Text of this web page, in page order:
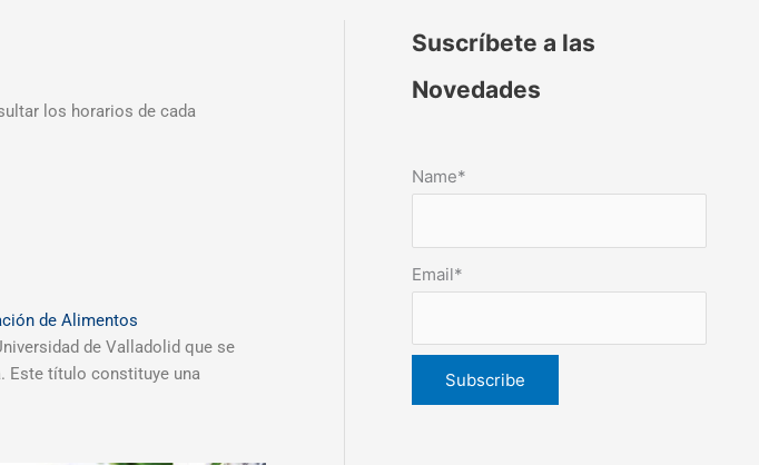
los horarios de cada
de Alimentos
de Valladolid que se
Este título constituye una
Suscríbete a las
Novedades
Name*
Email*